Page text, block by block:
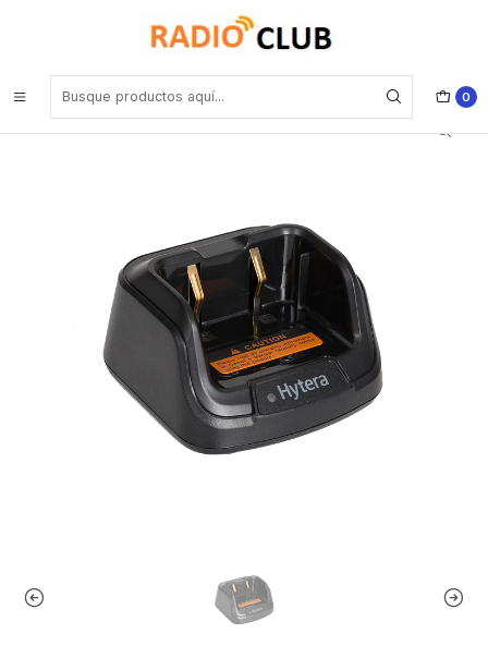
0
Hytera CH10L23+PS1044 Kit Cargador de escritorio con
transformador con enchufe UE para BD506 Precio con iva incluido